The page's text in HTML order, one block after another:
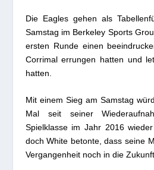
Die Eagles gehen als
Samstag im Berkeley Sports
ersten Runde einen
Corrimal errungen hatten und
hatten.
Mit einem Sieg am Samstag
Mal seit seiner
Spielklasse im Jahr 2016
doch White betonte, dass seine
Vergangenheit noch in die